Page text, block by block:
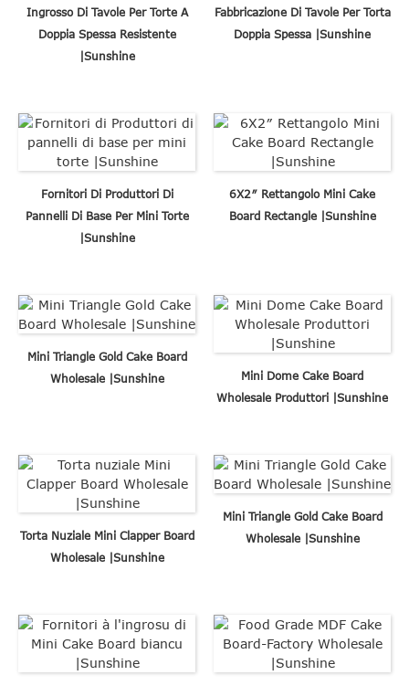
Ingrosso Di Tavole Per Torte A
Doppia Spessa Resistente
|Sunshine
Fabbricazione Di Tavole Per Torta
Doppia Spessa |Sunshine
Fornitori Di Produttori Di
Pannelli Di Base Per Mini Torte
|Sunshine
6X2″ Rettangolo Mini Cake
Board Rectangle |Sunshine
Mini Triangle Gold Cake Board
Wholesale |Sunshine
Mini Dome Cake Board
Wholesale Produttori |Sunshine
Torta Nuziale Mini Clapper Board
Wholesale |Sunshine
Mini Triangle Gold Cake Board
Wholesale |Sunshine